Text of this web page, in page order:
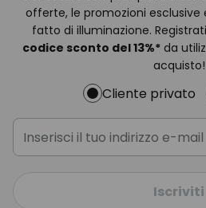
offerte, le promozioni
fatto di illuminazione.
codice sconto del13%*da
acquisto!
Cliente privato
Iscriviti